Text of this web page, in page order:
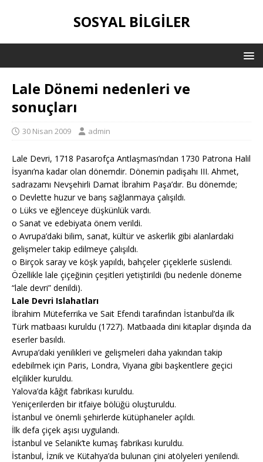
SOSYAL BILGILER
Lale Dönemi nedenleri ve
sonuçları
30 Nisan 2009 admin
Lale Devri, 1718 Pasarofça Antlaşması’ndan 1730 Patrona Halil
İsyanı’na kadar olan dönemdir. Dönemin padişahı III. Ahmet,
sadrazamı Nevşehirli Damat İbrahim Paşa’dır. Bu dönemde;
o Devlette huzur ve barış sağlanmaya çalışıldı.
o Lüks ve eğlenceye düşkünlük vardı.
o Sanat ve edebiyata önem verildi.
o Avrupa’daki bilim, sanat, kültür ve askerlik gibi alanlardaki
gelişmeler takip edilmeye çalışıldı.
o Birçok saray ve köşk yapıldı, bahçeler çiçeklerle süslendi.
Özellikle lale çiçeğinin çeşitleri yetiştirildi (bu nedenle döneme
“lale devri” denildi).
Lale Devri Islahatları
İbrahim Müteferrika ve Sait Efendi tarafından İstanbul’da ilk
Türk matbaası kuruldu (1727). Matbaada dini kitaplar dışında da
eserler basıldı.
Avrupa’daki yenilikleri ve gelişmeleri daha yakından takip
edebilmek için Paris, Londra, Viyana gibi başkentlere geçici
elçilikler kuruldu.
Yalova’da kâğıt fabrikası kuruldu.
Yeniçerilerden bir itfaiye bölüğü oluşturuldu.
İstanbul ve önemli şehirlerde kütüphaneler açıldı.
İlk defa çiçek aşısı uygulandı.
İstanbul ve Selanik’te kumaş fabrikası kuruldu.
İstanbul, İznik ve Kütahya’da bulunan çini atölyeleri yenilendi.